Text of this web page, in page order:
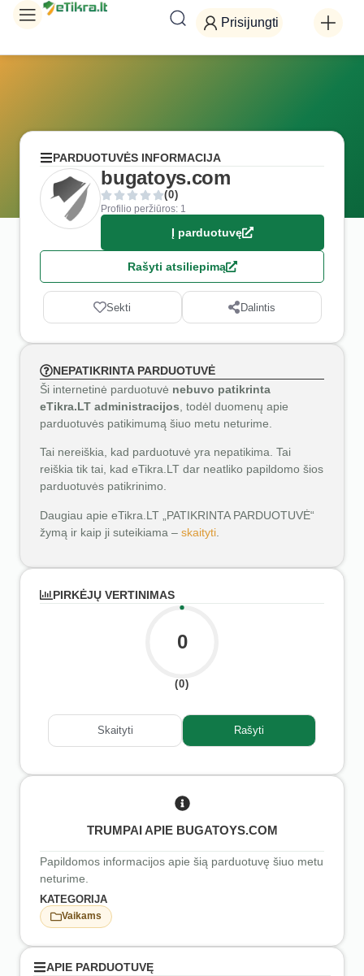
Prisijungti
PARDUOTUVĖS INFORMACIJA
bugatoys.com
(0)
Profilio peržiūros: 1
Į parduotuvę
Rašyti atsiliepimą
Sekti Dalintis
NEPATIKRINTA PARDUOTUVĖ
Ši internetinė parduotuvė nebuvo patikrinta
eTikra.LT administracijos , todėl duomenų apie
parduotuvės patikimumą šiuo metu neturime.
Tai nereiškia, kad parduotuvė yra nepatikima. Tai
reiškia tik tai, kad eTikra.LT dar neatliko papildomo šios
parduotuvės patikrinimo.
Daugiau apie eTikra.LT „PATIKRINTA PARDUOTUVĖ“
žymą ir kaip ji suteikiama – skaityti
PIRKĖJŲ VERTINIMAS
0
(0)
Skaityti Rašyti
TRUMPAI APIE BUGATOYS.COM
Papildomos informacijos apie šią parduotuvę šiuo metu
neturime.
KATEGORIJA
Vaikams
APIE PARDUOTUVĘ